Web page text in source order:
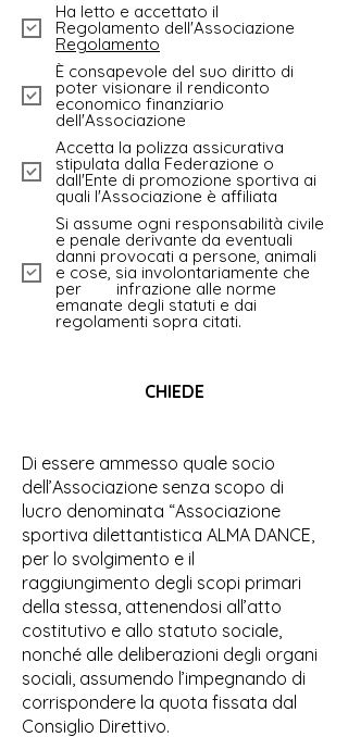
Ha letto e accettato il
Regolamento dell'Associazione
Regolamento
È consapevole del suo diritto di
poter visionare il rendiconto
economico finanziario
dell'Associazione
Accetta la polizza assicurativa
stipulata dalla Federazione o
dall'Ente di promozione sportiva ai
quali l'Associazione è affiliata
Si assume ogni responsabilità civile
e penale derivante da eventuali
danni provocati a persone, animali
e cose, sia involontariamente che
per infrazione alle norme
emanate degli statuti e dai
regolamenti sopra citati.
CHIEDE
Di essere ammesso quale socio
dell’Associazione senza scopo di
lucro denominata “Associazione
sportiva dilettantistica ALMA DANCE,
per lo svolgimento e il
raggiungimento degli scopi primari
della stessa, attenendosi all’atto
costitutivo e allo statuto sociale,
nonché alle deliberazioni degli organi
sociali, assumendo l’impegnando di
corrispondere la quota fissata dal
Consiglio Direttivo.